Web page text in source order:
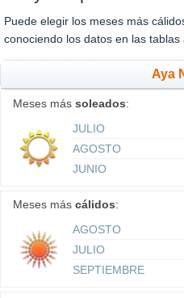
Puede elegir los meses más
conociendo los datos en las tablas
Aya
Meses más soleados:
JULIO
AGOSTO
JUNIO
Meses más cálidos:
AGOSTO
JULIO
SEPTIEMBRE